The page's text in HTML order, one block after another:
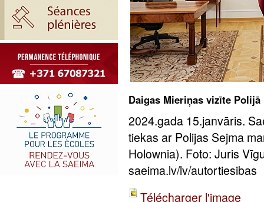
Daigas Mieriņas vizīte Polijā
2024.gada 15.janvāris.
tiekas ar Polijas Sejma
Holownia). Foto: Juris
saeima.lv/lv/autortiesibas
Télécharger l'image